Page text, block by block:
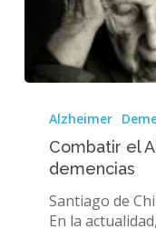
otras
demencias
Alzheimer
Combatir el
demencias
Santiago de
En la